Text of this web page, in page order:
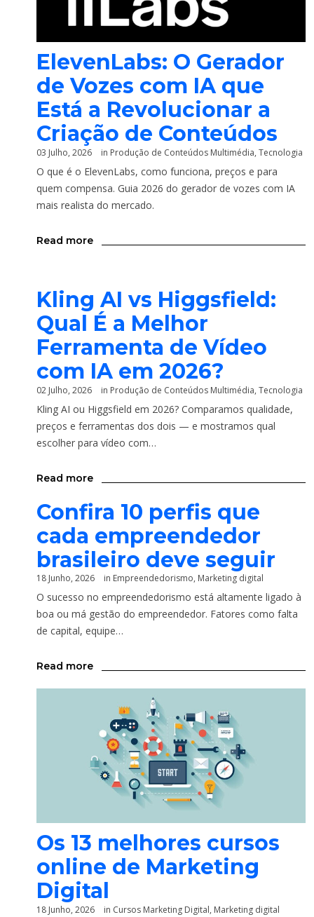
ElevenLabs: O Gerador
de Vozes com IA que
Está a Revolucionar a
Criação de Conteúdos
03 Julho, 2026 in Produção de Conteúdos Multimédia, Tecnologia
O que é o ElevenLabs, como funciona, preços e para
quem compensa. Guia 2026 do gerador de vozes com IA
mais realista do mercado.
Read more
Kling AI vs Higgsfield:
Qual É a Melhor
Ferramenta de Vídeo
com IA em 2026?
02 Julho, 2026 in Produção de Conteúdos Multimédia, Tecnologia
Kling AI ou Higgsfield em 2026? Comparamos qualidade,
preços e ferramentas dos dois — e mostramos qual
escolher para vídeo com…
Read more
Confira 10 perfis que
cada empreendedor
brasileiro deve seguir
18 Junho, 2026 in Empreendedorismo, Marketing digital
O sucesso no empreendedorismo está altamente ligado à
boa ou má gestão do empreendedor. Fatores como falta
de capital, equipe…
Read more
Os 13 melhores cursos
online de Marketing
Digital
18 Junho, 2026 in Cursos Marketing Digital, Marketing digital